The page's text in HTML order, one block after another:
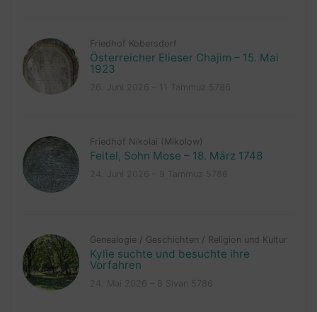
Friedhof Kobersdorf
Österreicher Elieser Chajim – 15. Mai
1923
Friedhof Nikolai (Mikolow)
Feitel, Sohn Mose – 18. März 1748
Genealogie / Geschichten / Religion und Kultur
Kylie suchte und besuchte ihre
Vorfahren